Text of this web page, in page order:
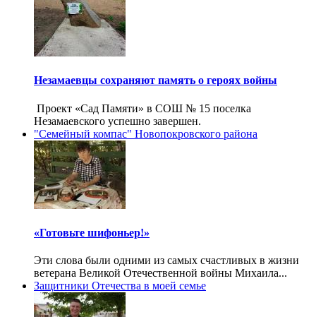
Незамаевцы сохраняют память о героях войны
Проект «Сад Памяти» в СОШ № 15 поселка
Незамаевского успешно завершен.
"Семейный компас" Новопокровского района
«Готовьте шифоньер!»
Эти слова были одними из самых счастливых в жизни
ветерана Великой Отечественной войны Михаила...
Защитники Отечества в моей семье